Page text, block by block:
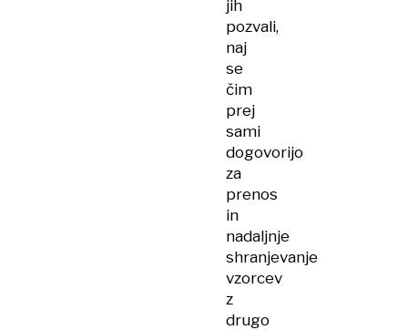
jih
pozvali,
naj
se
čim
prej
sami
dogovorijo
za
prenos
in
nadaljnje
shranjevanje
vzorcev
z
drugo